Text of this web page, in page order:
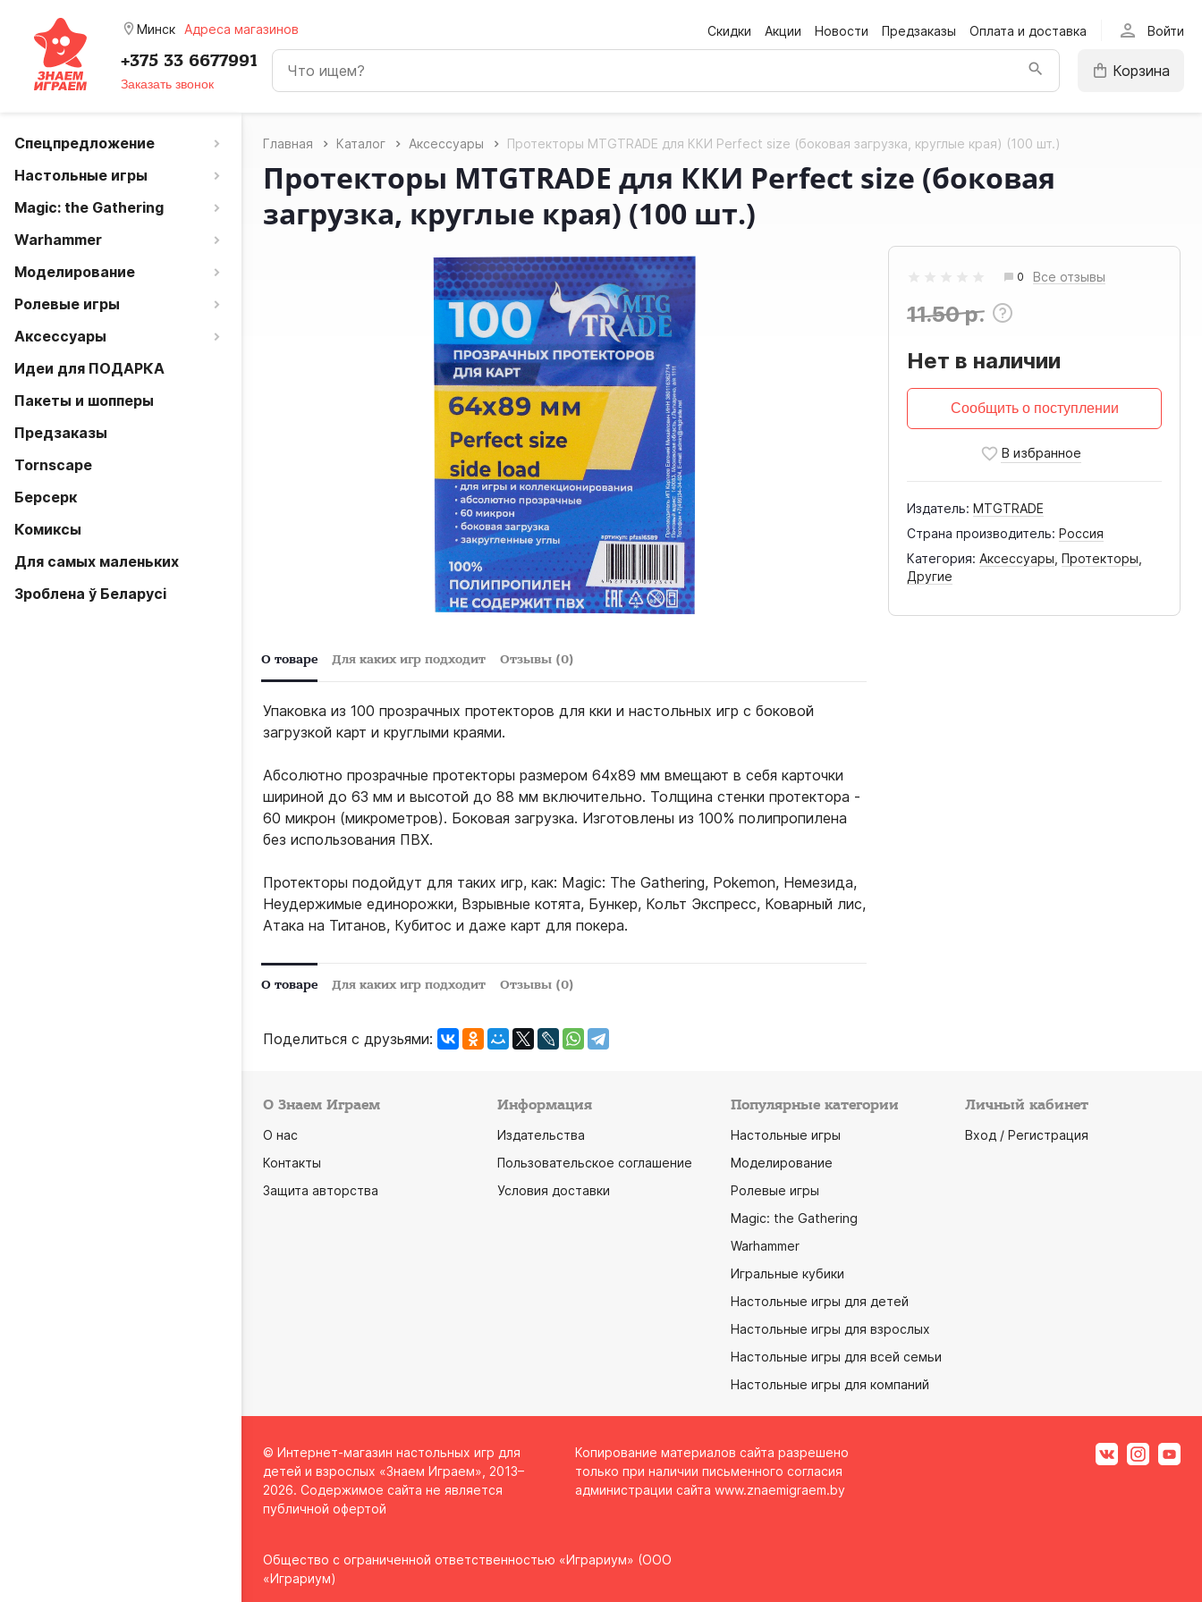
room Минск Адреса магазинов Скидки Акции Новости Предзаказы Оплата и доставка person Войти
+375 33 6677991
Заказать звонок
Корзина
Спецпредложение
Настольные игры
Magic: the Gathering
Warhammer
Моделирование
Ролевые игры
Аксессуары
Идеи для ПОДАРКА
Пакеты и шопперы
Предзаказы
Tornscape
Берсерк
Комиксы
Для самых маленьких
Зроблена ў Беларусi
Главная Каталог Аксессуары Протекторы MTGTRADE для ККИ Perfect size (боковая загрузка, круглые края) (100 шт.)
Протекторы MTGTRADE для ККИ Perfect size (боковая
загрузка, круглые края) (100 шт.)
0 Все отзывы
11.50 р.
Нет в наличии
Сообщить о поступлении
Издатель: MTGTRADE
Страна производитель: Россия
Категория: Аксессуары ,Протекторы
Другие
О товаре Для каких игр подходит Отзывы (0)
Упаковка из 100 прозрачных протекторов для кки и настольных игр с боковой
загрузкой карт и круглыми краями.
Абсолютно прозрачные протекторы размером 64х89 мм вмещают в себя карточки
шириной до 63 мм и высотой до 88 мм включительно. Толщина стенки протектора -
60 микрон (микрометров). Боковая загрузка. Изготовлены из 100% полипропилена
без использования ПВХ.
Протекторы подойдут для таких игр, как: Magic: The Gathering, Pokemon, Немезида,
Неудержимые единорожки, Взрывные котята, Бункер, Кольт Экспресс, Коварный лис,
Атака на Титанов, Кубитос и даже карт для покера.
О товаре Для каких игр подходит Отзывы (0)
Поделиться с друзьями:
О Знаем Играем
О нас
Контакты
Защита авторства
Информация
Издательства
Пользовательское соглашение
Условия доставки
Популярные категории
Настольные игры
Моделирование
Ролевые игры
Magic: the Gathering
Warhammer
Игральные кубики
Настольные игры для детей
Настольные игры для взрослых
Настольные игры для всей семьи
Настольные игры для компаний
Личный кабинет
Вход / Регистрация
© Интернет-магазин настольных игр для
детей и взрослых «Знаем Играем», 2013–
2026. Содержимое сайта не является
публичной офертой
Копирование материалов сайта разрешено
только при наличии письменного согласия
администрации сайта www.znaemigraem.by
Общество с ограниченной ответственностью «Играриум» (ООО
«Играриум)